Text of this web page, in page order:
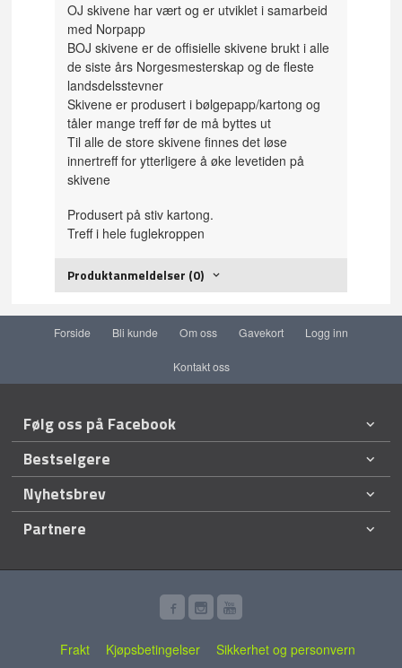
OJ skivene har vært og er utviklet i samarbeid
med Norpapp
BOJ skivene er de offisielle skivene brukt i alle
de siste års Norgesmesterskap og de fleste
landsdelsstevner
Skivene er produsert i bølgepapp/kartong og
tåler mange treff før de må byttes ut
Til alle de store skivene finnes det løse
innertreff for ytterligere å øke levetiden på
skivene
Produsert på stiv kartong.
Treff i hele fuglekroppen
Produktanmeldelser (0)
Forside Bli kunde Om oss Gavekort Logg inn
Kontakt oss
Følg oss på Facebook
Bestselgere
Nyhetsbrev
Partnere
Frakt Kjøpsbetingelser Sikkerhet og personvern